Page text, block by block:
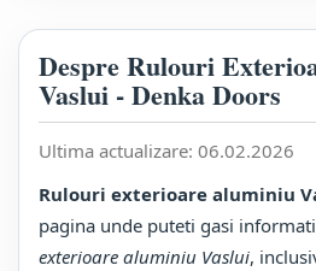
Despre Rulouri
Vaslui - Denka Doors
Ultima actualizare: 06.02.2026
Rulouri exterioare aluminiu
pagina unde puteti gasi
exterioare aluminiu Vaslui,